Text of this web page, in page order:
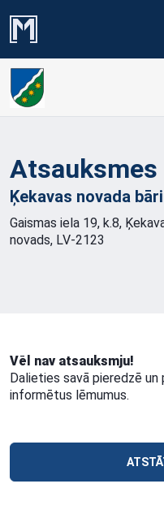
Atsauksmes
Ķekavas novada
Gaismas iela 19, k.8,
novads, LV-2123
Vēl nav atsauksmju!
Dalieties savā pieredzē
informētus lēmumus.